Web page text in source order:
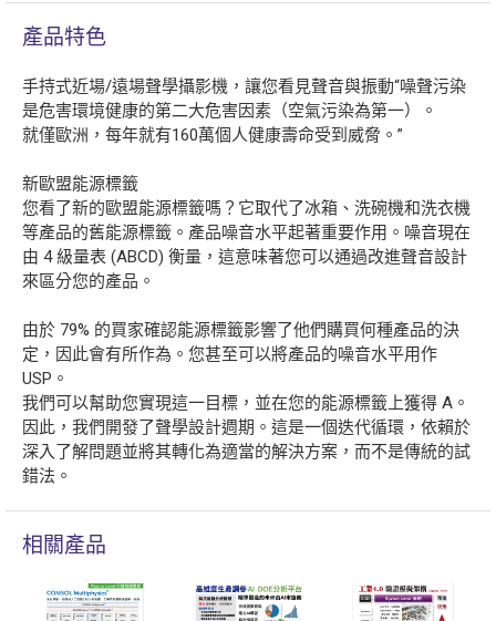
產品特色
手持式近場/遠場聲學攝影機，讓您看見聲音與振動“噪聲污染
是危害環境健康的第二大危害因素（空氣污染為第一）。
就僅歐洲，每年就有160萬個人健康壽命受到威脅。”
新歐盟能源標籤
您看了新的歐盟能源標籤嗎？它取代了冰箱、洗碗機和洗衣機
等產品的舊能源標籤。產品噪音水平起著重要作用。噪音現在
由 4 級量表 (ABCD) 衡量，這意味著您可以通過改進聲音設計
來區分您的產品。
由於 79% 的買家確認能源標籤影響了他們購買何種產品的決
定，因此會有所作為。您甚至可以將產品的噪音水平用作
USP。
我們可以幫助您實現這一目標，並在您的能源標籤上獲得 A。
因此，我們開發了聲學設計週期。這是一個迭代循環，依賴於
深入了解問題並將其轉化為適當的解決方案，而不是傳統的試
錯法。
相關產品